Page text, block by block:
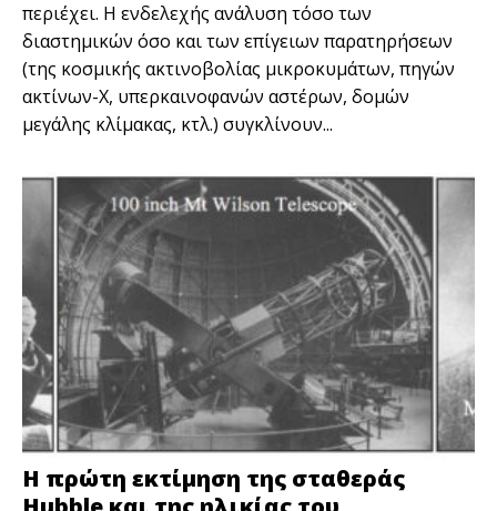
περιέχει. Η ενδελεχής ανάλυση τόσο των
διαστημικών όσο και των επίγειων παρατηρήσεων
(της κοσμικής ακτινοβολίας μικροκυμάτων, πηγών
ακτίνων-Χ, υπερκαινοφανών αστέρων, δομών
μεγάλης κλίμακας, κτλ.) συγκλίνουν...
H πρώτη εκτίμηση της σταθεράς